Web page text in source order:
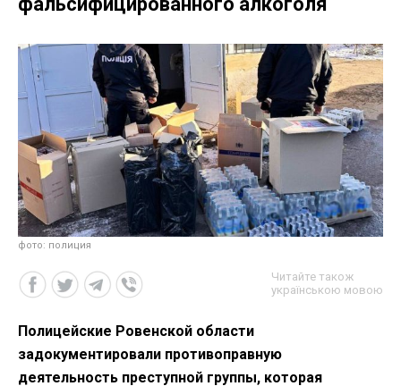
фото: полиция
Читайте також
українською мовою
Полицейские Ровенской области
задокументировали противоправную
деятельность преступной группы, которая